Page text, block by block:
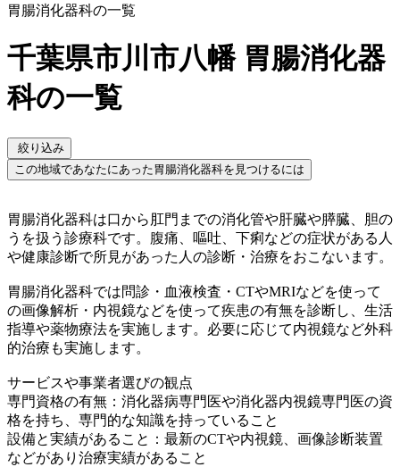
胃腸消化器科の一覧
千葉県市川市八幡 胃腸消化器
科の一覧
絞り込み
この地域であなたにあった胃腸消化器科を見つけるには
胃腸消化器科は口から肛門までの消化管や肝臓や膵臓、胆の
うを扱う診療科です。腹痛、嘔吐、下痢などの症状がある人
や健康診断で所見があった人の診断・治療をおこないます。
胃腸消化器科では問診・血液検査・CTやMRIなどを使って
の画像解析・内視鏡などを使って疾患の有無を診断し、生活
指導や薬物療法を実施します。必要に応じて内視鏡など外科
的治療も実施します。
サービスや事業者選びの観点
専門資格の有無：消化器病専門医や消化器内視鏡専門医の資
格を持ち、専門的な知識を持っていること
設備と実績があること：最新のCTや内視鏡、画像診断装置
などがあり治療実績があること